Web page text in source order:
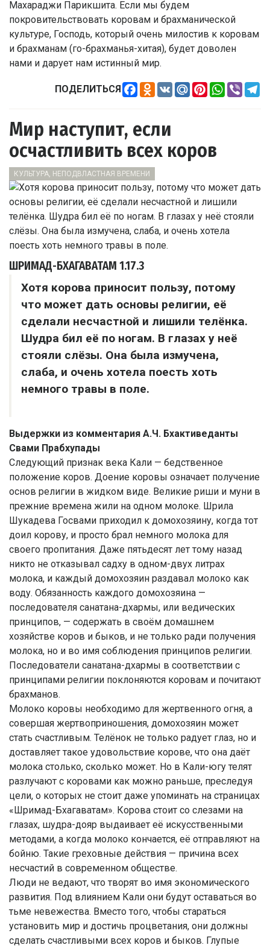
Махараджи Парикшита. Если мы будем
покровительствовать коровам и брахманической
культуре, Господь, который очень милостив к коровам
и брахманам (го-брахманья-хитая), будет доволен
нами и дарует нам истинный мир.
ПОДЕЛИТЬСЯ Facebook
Odnoklassniki
VK Mail.RuPinterest
WhatsApp
Viber
Мир наступит, если
осчастливить всех коров
КУЛЬТУРА, НЕПОДВЛАСТНАЯ ВРЕМЕНИ
ШРИМАД-БХАГАВАТАМ 1.17.3
Хотя корова приносит пользу, потому
что может дать основы религии, её
сделали несчастной и лишили телёнка.
Шудра бил её по ногам. В глазах у неё
стояли слёзы. Она была измучена,
слаба, и очень хотела поесть хоть
немного травы в поле.
Выдержки из комментария А.Ч. Бхактиведанты
Свами Прабхупады
Следующий признак века Кали — бедственное
положение коров. Доение коровы означает получение
основ религии в жидком виде. Великие риши и муни в
прежние времена жили на одном молоке. Шрила
Шукадева Госвами приходил к домохозяину, когда тот
доил корову, и просто брал немного молока для
своего пропитания. Даже пятьдесят лет тому назад
никто не отказывал садху в одном-двух литрах
молока, и каждый домохозяин раздавал молоко как
воду. Обязанность каждого домохозяина —
последователя санатана-дхармы, или ведических
принципов, — содержать в своём домашнем
хозяйстве коров и быков, и не только ради получения
молока, но и во имя соблюдения принципов религии.
Последователи санатана-дхармы в соответствии с
принципами религии поклоняются коровам и почитают
брахманов.
Молоко коровы необходимо для жертвенного огня, а
совершая жертвоприношения, домохозяин может
стать счастливым. Телёнок не только радует глаз, но и
доставляет такое удовольствие корове, что она даёт
молока столько, сколько может. Но в Кали-югу телят
разлучают с коровами как можно раньше, преследуя
цели, о которых не стоит даже упоминать на страницах
«Шримад-Бхагаватам». Корова стоит со слезами на
глазах, шудра-дояр выдаивает её искусственными
методами, а когда молоко кончается, её отправляют на
бойню. Такие греховные действия — причина всех
несчастий в современном обществе.
Люди не ведают, что творят во имя экономического
развития. Под влиянием Кали они будут оставаться во
тьме невежества. Вместо того, чтобы стараться
установить мир и достичь процветания, они должны
сделать счастливыми всех коров и быков. Глупые